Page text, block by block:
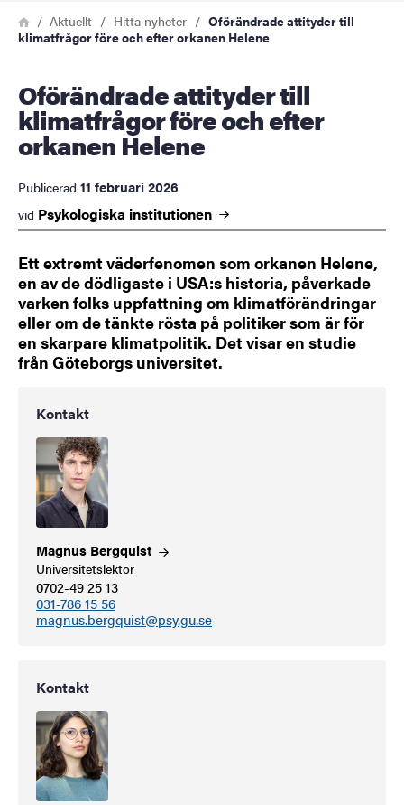
Länkstig
HemAktuellt Hitta nyheter
Oförändrade attityder till
klimatfrågor före och efter orkanen Helene
Oförändrade attityder till
klimatfrågor före och efter
orkanen Helene
Publicerad 11 februari 2026
vid Psykologiska institutionen
Ett extremt väderfenomen som orkanen Helene,
en av de dödligaste i USA:s historia, påverkade
varken folks uppfattning om klimatförändringar
eller om de tänkte rösta på politiker som är för
en skarpare klimatpolitik. Det visar en studie
från Göteborgs universitet.
Kontakt
Magnus Bergquist
Universitetslektor
0702-49 25 13
031-786 15 56
magnus.bergquist@psy.gu.se
Kontakt